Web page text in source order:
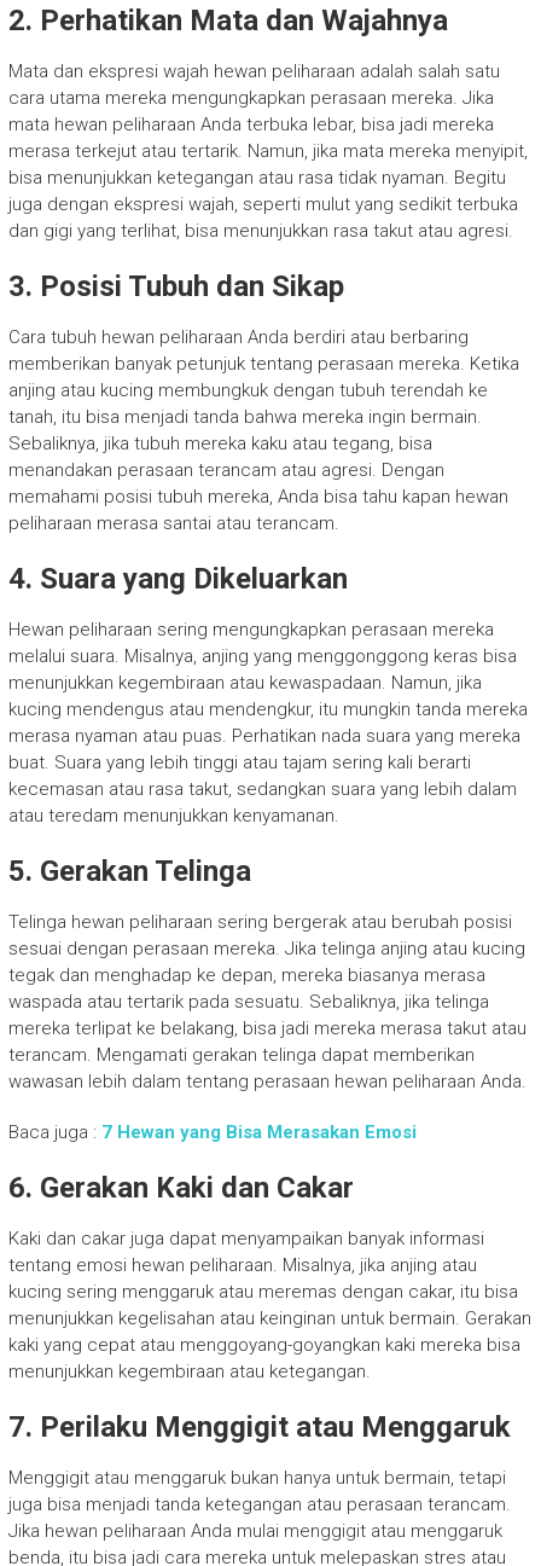
2. Perhatikan Mata dan Wajahnya
Mata dan ekspresi wajah hewan peliharaan adalah salah satu
cara utama mereka mengungkapkan perasaan mereka. Jika
mata hewan peliharaan Anda terbuka lebar, bisa jadi mereka
merasa terkejut atau tertarik. Namun, jika mata mereka menyipit,
bisa menunjukkan ketegangan atau rasa tidak nyaman. Begitu
juga dengan ekspresi wajah, seperti mulut yang sedikit terbuka
dan gigi yang terlihat, bisa menunjukkan rasa takut atau agresi.
3. Posisi Tubuh dan Sikap
Cara tubuh hewan peliharaan Anda berdiri atau berbaring
memberikan banyak petunjuk tentang perasaan mereka. Ketika
anjing atau kucing membungkuk dengan tubuh terendah ke
tanah, itu bisa menjadi tanda bahwa mereka ingin bermain.
Sebaliknya, jika tubuh mereka kaku atau tegang, bisa
menandakan perasaan terancam atau agresi. Dengan
memahami posisi tubuh mereka, Anda bisa tahu kapan hewan
peliharaan merasa santai atau terancam.
4. Suara yang Dikeluarkan
Hewan peliharaan sering mengungkapkan perasaan mereka
melalui suara. Misalnya, anjing yang menggonggong keras bisa
menunjukkan kegembiraan atau kewaspadaan. Namun, jika
kucing mendengus atau mendengkur, itu mungkin tanda mereka
merasa nyaman atau puas. Perhatikan nada suara yang mereka
buat. Suara yang lebih tinggi atau tajam sering kali berarti
kecemasan atau rasa takut, sedangkan suara yang lebih dalam
atau teredam menunjukkan kenyamanan.
5. Gerakan Telinga
Telinga hewan peliharaan sering bergerak atau berubah posisi
sesuai dengan perasaan mereka. Jika telinga anjing atau kucing
tegak dan menghadap ke depan, mereka biasanya merasa
waspada atau tertarik pada sesuatu. Sebaliknya, jika telinga
mereka terlipat ke belakang, bisa jadi mereka merasa takut atau
terancam. Mengamati gerakan telinga dapat memberikan
wawasan lebih dalam tentang perasaan hewan peliharaan Anda.
Baca juga : 7 Hewan yang Bisa Merasakan Emosi
6. Gerakan Kaki dan Cakar
Kaki dan cakar juga dapat menyampaikan banyak informasi
tentang emosi hewan peliharaan. Misalnya, jika anjing atau
kucing sering menggaruk atau meremas dengan cakar, itu bisa
menunjukkan kegelisahan atau keinginan untuk bermain. Gerakan
kaki yang cepat atau menggoyang-goyangkan kaki mereka bisa
menunjukkan kegembiraan atau ketegangan.
7. Perilaku Menggigit atau Menggaruk
Menggigit atau menggaruk bukan hanya untuk bermain, tetapi
juga bisa menjadi tanda ketegangan atau perasaan terancam.
Jika hewan peliharaan Anda mulai menggigit atau menggaruk
benda, itu bisa jadi cara mereka untuk melepaskan stres atau